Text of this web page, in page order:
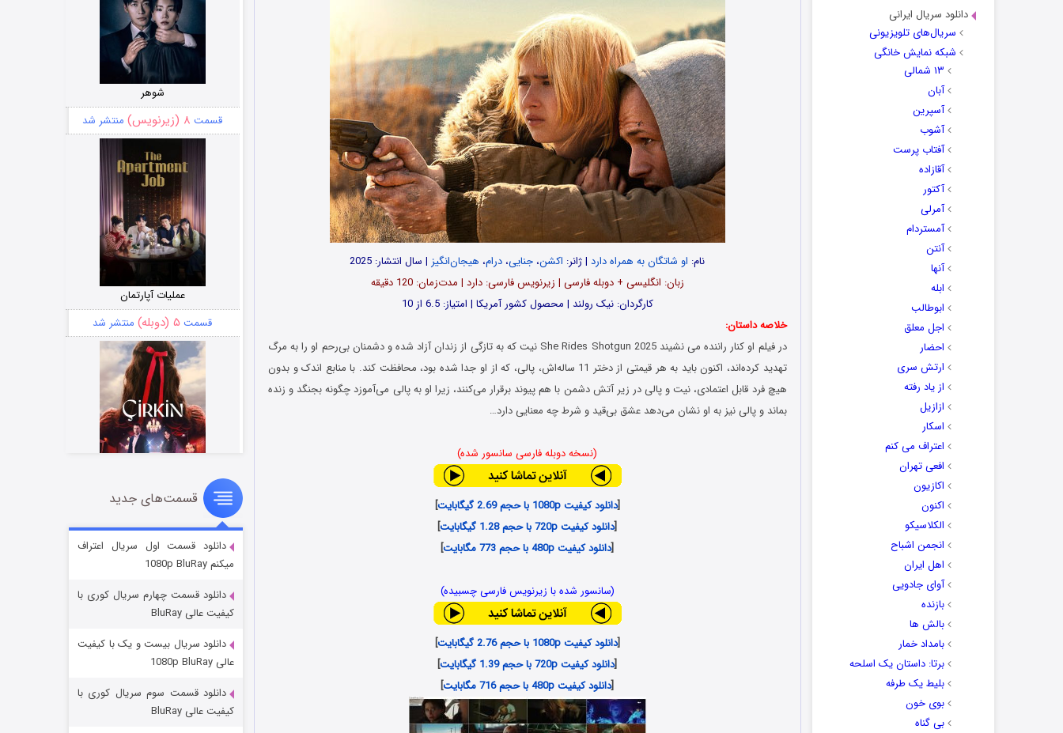
دانلود سریال ایرانی
سریال‌های تلویزیونی
شبکه نمایش خانگی
۱۳ شمالی
آبان
آسپرین
آشوب
آفتاب پرست
آقازاده
آکتور
آمرلی
آمستردام
آنتن
آنها
ابله
ابوطالب
اجل معلق
احضار
ارتش سری
از یاد رفته
ازازیل
اسکار
اعتراف می کنم
افعی تهران
اکازیون
اکنون
الکلاسیکو
انجمن اشباح
اهل ایران
آوای جادویی
بازنده
بالش ها
بامداد خمار
برتا: داستان یک اسلحه
بلیط یک‌‌ طرفه
بوی خون
بی گناه
نام: او شاتگان به همراه دارد| ژانر: اکشن، جنایی، درام، هیجان‌انگیز | سال انتشار: 2025
زبان: انگلیسی + دوبله فارسی | زیرنویس فارسی: دارد | مدت‌زمان: 120 دقیقه
کارگردان: نیک رولند | محصول کشور آمریکا | امتیاز: 6.5 از 10
خلاصه داستان:
در فیلم او کنار راننده می نشیند She Rides Shotgun 2025 نیت که به تازگی از زندان آزاد شده و دشمنان بی‌رحم او را به مرگ
تهدید کرده‌اند، اکنون باید به هر قیمتی از دختر 11 ساله‌اش، پالی، که از او جدا شده بود، محافظت کند. با منابع اندک و بدون
هیچ فرد قابل اعتمادی، نیت و پالی در زیر آتش دشمن با هم پیوند برقرار می‌کنند، زیرا او به پالی می‌آموزد چگونه بجنگد و زنده
بماند و پالی نیز به او نشان می‌دهد عشق بی‌قید و شرط چه معنایی دارد…
(نسخه دوبله فارسی سانسور شده)
[دانلود کیفیت 1080p با حجم 2.69 گیگابایت
]
[دانلود کیفیت 720p با حجم 1.28 گیگابایت
]
[دانلود کیفیت 480p با حجم 773 مگابایت ]
(سانسور شده با زیرنویس فارسی چسبیده)
[دانلود کیفیت 1080p با حجم 2.76 گیگابایت
]
[دانلود کیفیت 720p با حجم 1.39 گیگابایت
]
[دانلود کیفیت 480p با حجم 716 مگابایت ]
شوهر
قسمت ۸ (زیرنویس) منتشر شد
عملیات آپارتمان
قسمت ۵ (دوبله) منتشر شد
سریال زشت
قسمت۲ (زیرنویس) منتشر شد
مردگان متحرک: شهر مرده ۳
قسمت‌های جدید
دانلود قسمت اول سریال اعتراف
میکنم 1080p BluRay
دانلود قسمت چهارم سریال کوری با
کیفیت عالی BluRay
دانلود سریال بیست و یک با کیفیت
عالی 1080p BluRay
دانلود قسمت سوم سریال کوری با
کیفیت عالی BluRay